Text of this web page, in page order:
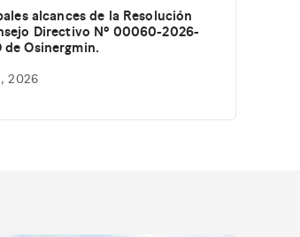
alcances de la Resolución
Directivo Nº 00060-2026-
de Osinergmin.
2026